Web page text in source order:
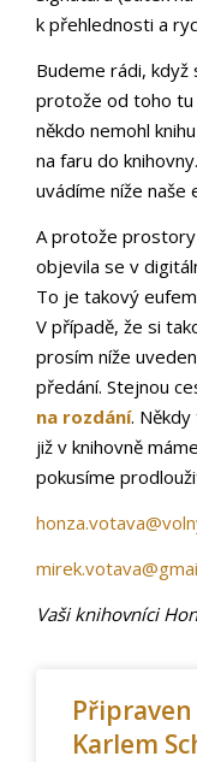
k přehlednosti a
Budeme rádi,
protože od toho tu
někdo nemohl
na faru do
uvádíme níže naše
A protože
objevila se v
To je takový
V případě, že si
prosím níže
předání. Stejnou
na rozdání.
již v knihovně
pokusíme
Vaši knihovníci
Karlem